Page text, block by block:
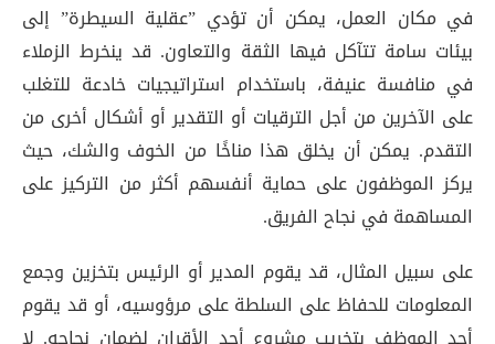
في مكان العمل، يمكن أن تؤدي ”عقلية السيطرة” إلى
بيئات سامة تتآكل فيها الثقة والتعاون. قد ينخرط الزملاء
في منافسة عنيفة، باستخدام استراتيجيات خادعة للتغلب
على الآخرين من أجل الترقيات أو التقدير أو أشكال أخرى من
التقدم. يمكن أن يخلق هذا مناخًا من الخوف والشك، حيث
يركز الموظفون على حماية أنفسهم أكثر من التركيز على
المساهمة في نجاح الفريق.
على سبيل المثال، قد يقوم المدير أو الرئيس بتخزين وجمع
المعلومات للحفاظ على السلطة على مرؤوسيه، أو قد يقوم